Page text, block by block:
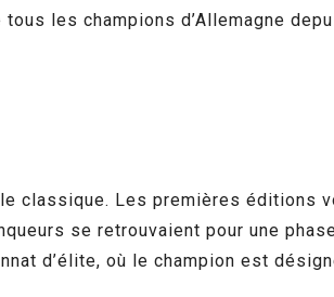
les champions d’Allemagne
classique. Les premières éditions
se retrouvaient pour une
d’élite, où le champion est